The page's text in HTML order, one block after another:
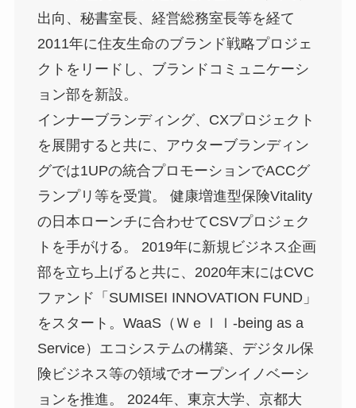
出向、秘書室長、経営総務室長等を経て
2011年に住友生命のブランド戦略プロジェ
クトをリードし、ブランドコミュニケーシ
ョン部を新設。
インナーブランディング、CXプロジェクト
を展開すると共に、アウターブランディン
グでは1UPの統合プロモーションでACCグ
ランプリ等を受賞。 健康増進型保険Vitality
の日本ローンチに合わせてCSVプロジェク
トを手がける。 2019年に新規ビジネス企画
部を立ち上げると共に、2020年末にはCVC
ファンド「SUMISEI INNOVATION FUND」
をスタート。WaaS（Ｗｅｌｌ-being as a
Service）エコシステムの構築、デジタル保
険ビジネス等の領域でオープンイノベーシ
ョンを推進。 2024年、東京大学、京都大